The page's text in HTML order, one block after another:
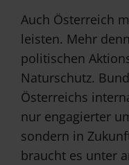
Auch Österreich
leisten. Mehr
politischen
Naturschutz.
Österreichs
nur engagierter
sondern in
braucht es unter